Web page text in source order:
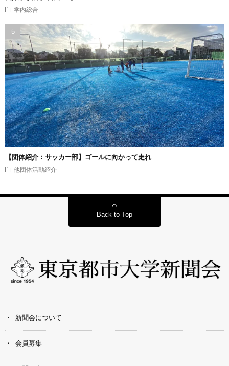
学内総合
【団体紹介：サッカー部】ゴールに向かって走れ
他団体活動紹介
Back to Top
新聞会について
会員募集